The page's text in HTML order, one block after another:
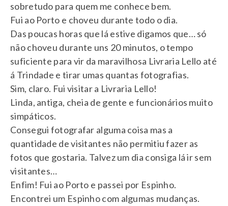
sobretudo para quem me conhece bem.
Fui ao Porto e choveu durante todo o dia.
Das poucas horas que lá estive digamos que… só
não choveu durante uns 20 minutos, o tempo
suficiente para vir da maravilhosa Livraria Lello até
á Trindade e tirar umas quantas fotografias.
Sim, claro. Fui visitar a Livraria Lello!
Linda, antiga, cheia de gente e funcionários muito
simpáticos.
Consegui fotografar alguma coisa mas a
quantidade de visitantes não permitiu fazer as
fotos que gostaria. Talvez um dia consiga lá ir sem
visitantes…
Enfim! Fui ao Porto e passei por Espinho.
Encontrei um Espinho com algumas mudanças.